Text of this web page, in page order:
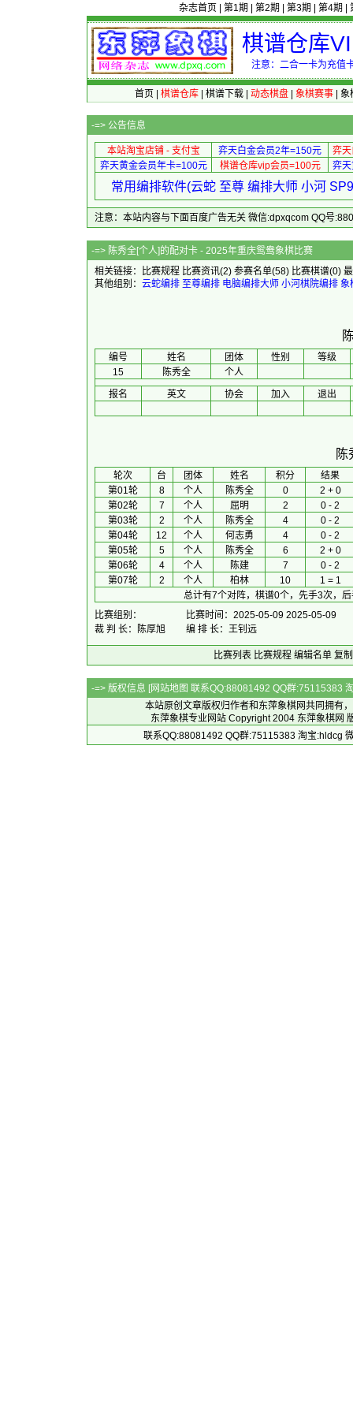
杂志首页 第1期 第2期 第3期 第4期
棋谱仓库
注意：二合一卡为充值
首页 棋谱仓库| 棋谱下载| 动态棋盘| 象棋赛事| 象
-=> 公告信息
本站淘宝店铺 - 支付宝 弈天白金会员2年=150元
弈
弈天黄金会员年卡=100元
棋谱仓库vip会员=100元 弈
常用编排软件(云蛇 至尊 编排大师 小河
注意：本站内容与下面百度广告无关 微信:dpxqcom QQ号
-=> 陈秀全[个人]的配对卡 -
相关链接：
比赛规程 比赛资讯(2) 参赛名单(58) 比赛棋谱(0)
其他组别： 云蛇编排 至尊编排 电脑编排大师 小河棋院编排 象
编号 姓名 团体 性别
等级
15
陈秀全
个人
报名
英文 协会 加入 退出
陈
轮次 台 团体 姓名 积分
结果
第01轮
8 个人 陈秀全 0
2 + 0
第02轮
7 个人 屈明 2
0 - 2
第03轮
2 个人 陈秀全 4
0 - 2
第04轮
12 个人 何志勇 4
0 - 2
第05轮
5 个人 陈秀全 6
2 + 0
第06轮
4 个人 陈建 7
0 - 2
第07轮
2 个人 柏林 10
1 = 1
总计有7个对阵，棋谱0个，先手3次，
比赛组别：
比赛时间：2025-05-09 2025-05-09
裁 判 长：陈厚旭
编 排 长：王钊远
比赛列表 比赛规程 编辑名单 复
-=> 版权信息 [网站地图 联系QQ:88081492 QQ群:75115383
本站原创文章版权归作者和 东萍象棋网共同拥有
东萍象棋专业网站 Copyright 2004 东萍象棋网
联系QQ:88081492 QQ群:75115383 淘宝:hldcg